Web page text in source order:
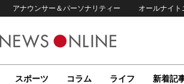
アナウンサー＆パーソナリティー オールナイト
スポーツ コラム ライフ 新着記